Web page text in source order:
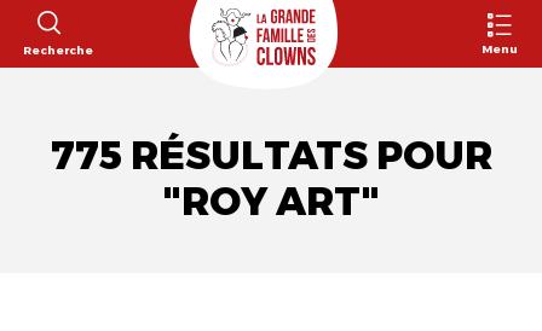
Recherche Menu
775 RÉSULTATS POUR
"ROY ART"